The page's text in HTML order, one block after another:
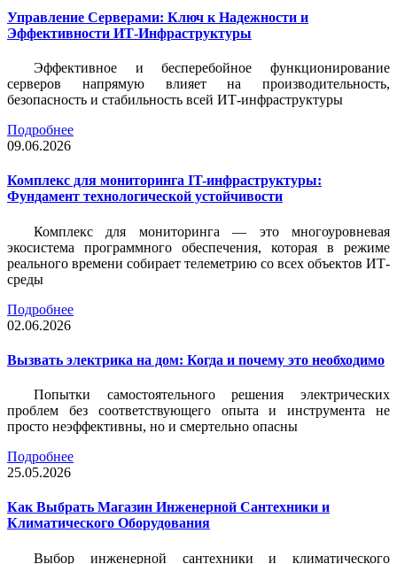
Управление Серверами: Ключ к Надежности и
Эффективности ИТ-Инфраструктуры
Эффективное и бесперебойное функционирование
серверов напрямую влияет на производительность,
безопасность и стабильность всей ИТ-инфраструктуры
Подробнее
09.06.2026
Комплекс для мониторинга IT-инфраструктуры:
Фундамент технологической устойчивости
Комплекс для мониторинга — это многоуровневая
экосистема программного обеспечения, которая в режиме
реального времени собирает телеметрию со всех объектов ИТ-
среды
Подробнее
02.06.2026
Вызвать электрика на дом: Когда и почему это необходимо
Попытки самостоятельного решения электрических
проблем без соответствующего опыта и инструмента не
просто неэффективны, но и смертельно опасны
Подробнее
25.05.2026
Как Выбрать Магазин Инженерной Сантехники и
Климатического Оборудования
Выбор инженерной сантехники и климатического